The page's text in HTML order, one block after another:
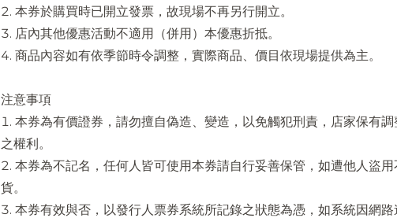
本券於購買時已開立發票，故現場不再另行開立。
店內其他優惠活動不適用（併用）本優惠折抵。
商品內容如有依季節時令調整，實際商品、價目依現場提供為主。
注意事項
本券為有價證券，請勿擅自偽造、變造，以免觸犯刑責，店家保有
之權利。
本券為不記名，任何人皆可使用本券請自行妥善保管，如遭他人盜用
貨。
本券有效與否，以發行人票券系統所記錄之狀態為憑，如系統因網路